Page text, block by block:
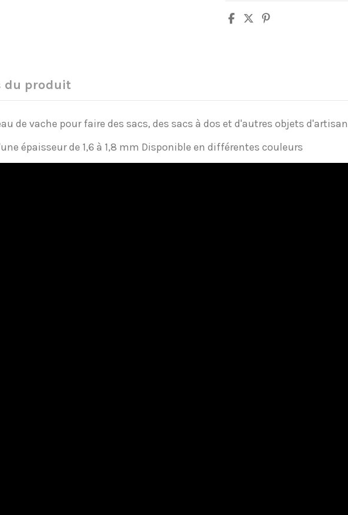
du produit
de vache pour faire des sacs, des sacs à dos et d'autres objets
épaisseur de 1,6 à 1,8 mm Disponible en différentes couleurs